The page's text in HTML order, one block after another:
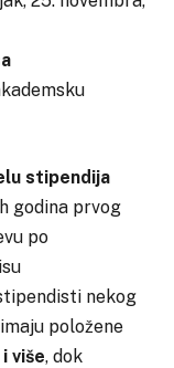
stipendija
godina prvog
po
nekog
položene
više, dok